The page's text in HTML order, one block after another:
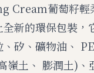
葡萄籽輕
新的環保包裝
矽、礦物油、
嶺土、 膨潤土)